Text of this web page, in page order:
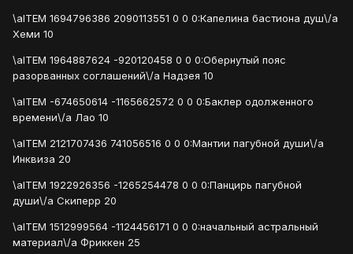
\aITEM 1694796386 2090113551 0 0 0:Капелина бастиона душ\/a
Хеми 10
\aITEM 1964887624 -920120458 0 0 0:Обернутый пояс
разорванных соглашений\/a Надзея 10
\aITEM -674650614 -1165662572 0 0 0:Баклер одолженного
времени\/a Лао 10
\aITEM 2121707436 741056516 0 0 0:Мантии пагубной души\/a
Инквиза 20
\aITEM 1922926356 -1265254478 0 0 0:Панцирь пагубной
души\/a Скиперр 20
\aITEM 1512999564 -1124456171 0 0 0:начальный астральный
материал\/a Фриккен 25